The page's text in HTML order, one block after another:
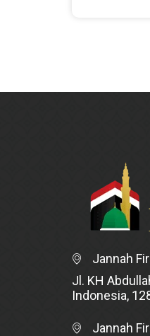
Jannah
Jl. KH
Indonesia,
Jannah